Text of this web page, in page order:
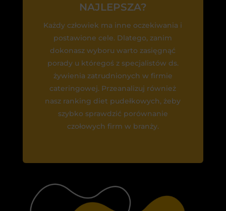
NAJLEPSZA?
Każdy człowiek ma inne oczekiwania i
postawione cele. Dlatego, zanim
dokonasz wyboru warto zasięgnąć
porady u któregoś z specjalistów ds.
żywienia zatrudnionych w firmie
cateringowej. Przeanalizuj również
nasz ranking diet pudełkowych, żeby
szybko sprawdzić porównanie
czołowych firm w branży.